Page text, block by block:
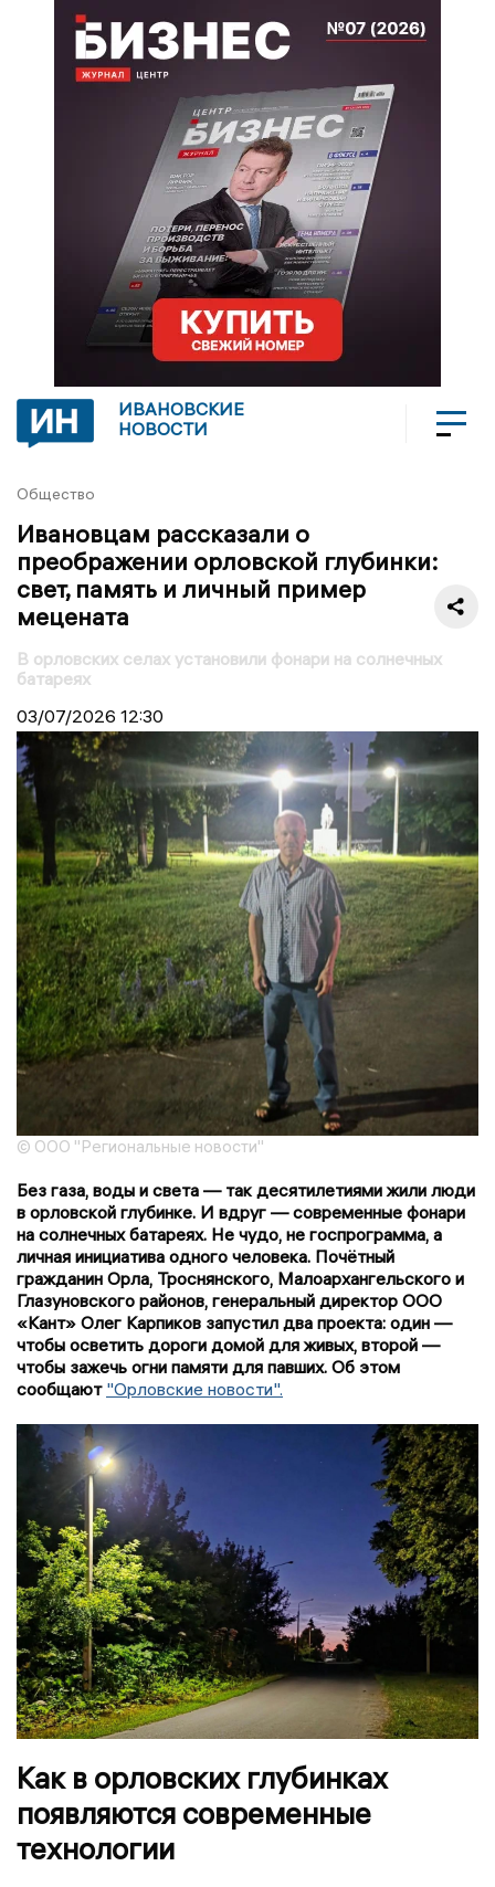
ИВАНОВСКИЕ
НОВОСТИ
Общество
Ивановцам рассказали о
преображении орловской глубинки:
свет, память и личный пример
мецената
В орловских селах установили фонари на солнечных
батареях
03/07/2026 12:30
© ООО "Региональные новости"
Без газа, воды и света — так десятилетиями жили люди
в орловской глубинке. И вдруг — современные фонари
на солнечных батареях. Не чудо, не госпрограмма, а
личная инициатива одного человека. Почётный
гражданин Орла, Троснянского, Малоархангельского и
Глазуновского районов, генеральный директор ООО
«Кант» Олег Карпиков запустил два проекта: один —
чтобы осветить дороги домой для живых, второй —
чтобы зажечь огни памяти для павших. Об этом
сообщают "Орловские новости".
Как в орловских глубинках
появляются современные
технологии